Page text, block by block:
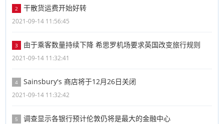
2 干散货运费开始好转
2021-09-14 11:56:45
3 由于乘客数量持续下降 希思罗机场要求英国改变旅行规则
2021-09-14 11:32:41
4 Sainsbury's 商店将于12月26日关闭
2021-09-14 11:32:42
5 调查显示各银行预计伦敦仍将是最大的金融中心